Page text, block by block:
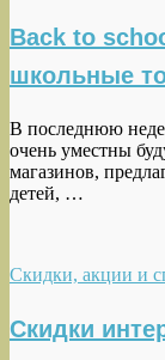
Back to
школьные
В последнюю
очень уместны
магазинов,
детей, …
Скидки, акции и
Скидки